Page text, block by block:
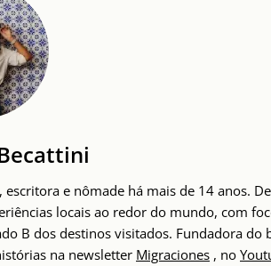
escritora e nômade há mais de 14 anos.
locais ao redor do mundo, com
B dos destinos visitados. Fundadora
na newsletter Migraciones , no